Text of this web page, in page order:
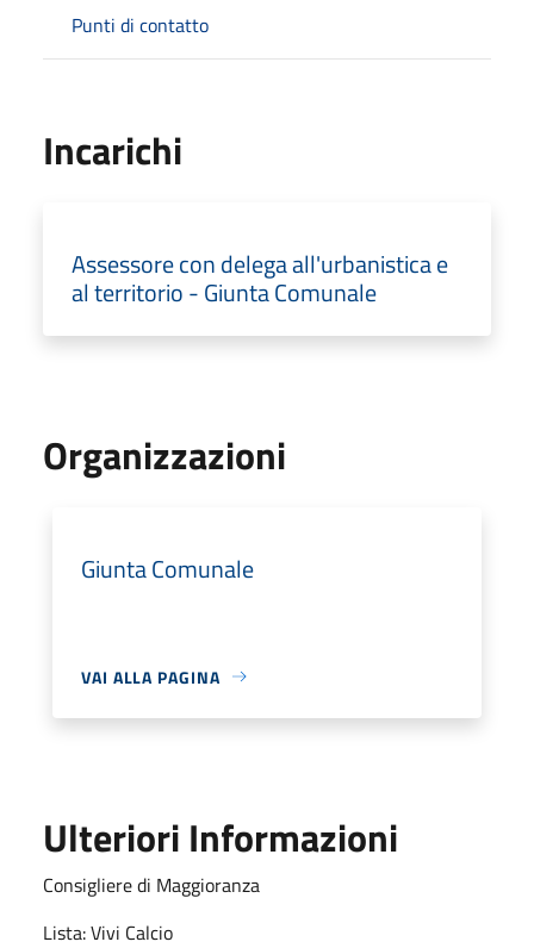
Punti di contatto
Incarichi
Assessore con delega all'urbanistica e
al territorio - Giunta Comunale
Organizzazioni
Giunta Comunale
VAI ALLA PAGINA
Ulteriori Informazioni
Consigliere di Maggioranza
Lista: Vivi Calcio